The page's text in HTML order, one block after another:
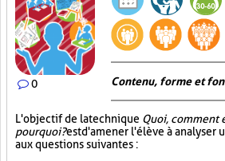
0 Contenu, forme et
L'objectif de la technique Quoi, comment
pourquoi?est d'amener l'élève à analyser
aux questions suivantes :